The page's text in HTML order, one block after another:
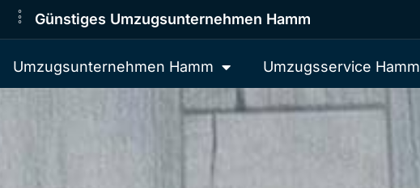
Günstiges Umzugsunternehmen Hamm
Umzugsunternehmen Hamm Umzugsservice Hamm